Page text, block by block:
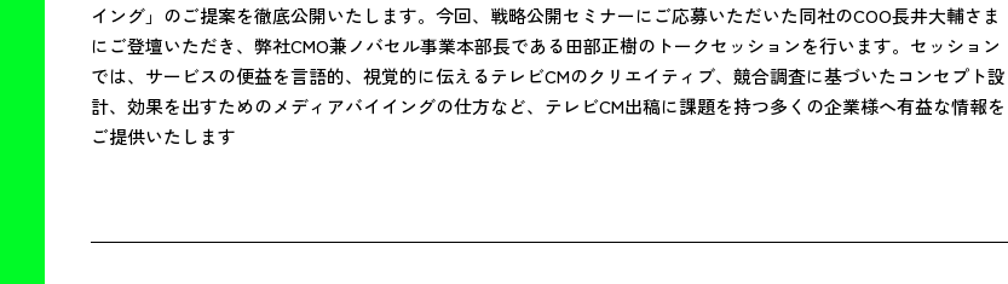
イング」のご提案を徹底公開いたします。今回、戦略公開セミナーにご応募いただいた同社のCOO長井大輔さま
にご登壇いただき、弊社CMO兼ノバセル事業本部長である田部正樹のトークセッションを行います。セッション
では、サービスの便益を言語的、視覚的に伝えるテレビCMのクリエイティブ、競合調査に基づいたコンセプト設
計、効果を出すためのメディアバイイングの仕方など、テレビCM出稿に課題を持つ多くの企業様へ有益な情報を
ご提供いたします